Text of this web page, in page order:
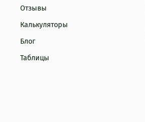
Отзывы
Калькуляторы
Блог
Таблицы